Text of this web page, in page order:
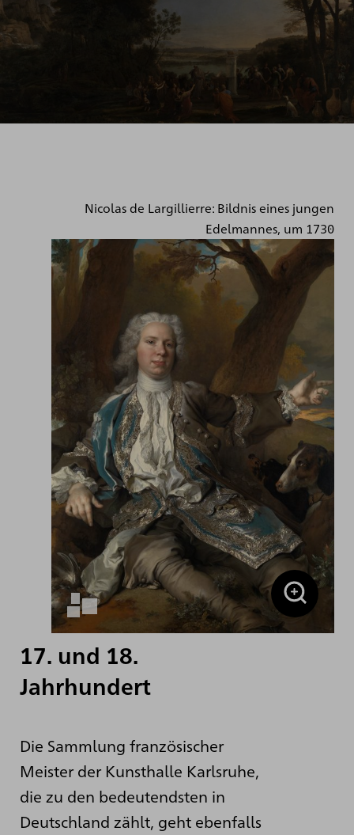
Nicolas de Largillierre: Bildnis eines jungen
Edelmannes, um 1730
17. und 18.
Jahrhundert
Die Sammlung französischer
Meister der Kunsthalle Karlsruhe,
die zu den bedeutendsten in
Deutschland zählt, geht ebenfalls